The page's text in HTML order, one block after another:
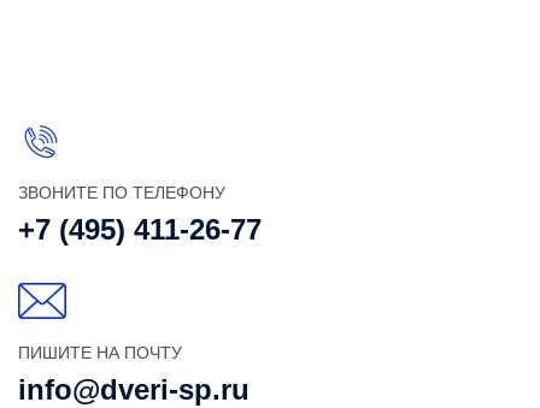
ЗВОНИТЕ ПО ТЕЛЕФОНУ
+7 (495) 411-26-77
ПИШИТЕ НА ПОЧТУ
info@dveri-sp.ru